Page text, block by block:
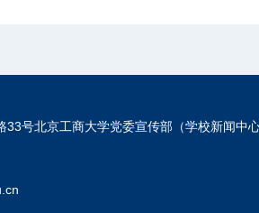
33号北京工商大学党委宣传部（学校新闻中